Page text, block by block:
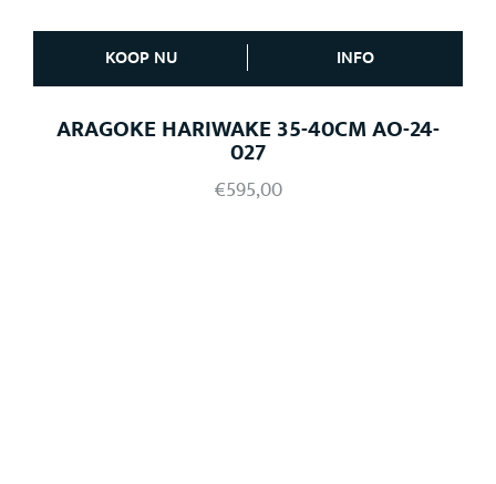
KOOP NU INFO
ARAGOKE HARIWAKE 35-40CM AO-24-
027
€595,00